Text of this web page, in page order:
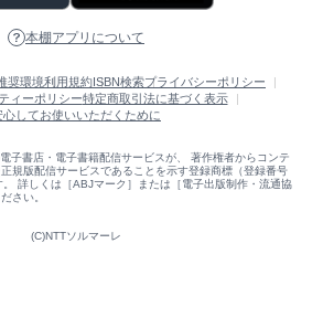
本棚アプリについて
奨環境利用規約 ISBN検索プライバシーポリシー
ィーポリシー特定商取引法に基づく表示
心してお使いいただくために
子書店・電子書籍配信サービスが、 著作権者からコンテ
規版配信サービスであることを示す登録商標（登録番号
詳しくは［ABJマーク］または［電子出版制作・流通協
さい。
(C)NTTソルマーレ